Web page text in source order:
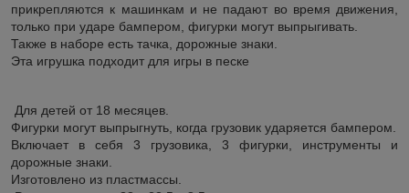
прикрепляются к машинкам и не падают во время движения,
только при ударе бампером, фигурки могут выпрыгивать.
Также в наборе есть тачка, дорожные знаки.
Эта игрушка подходит для игры в песке
Для детей от 18 месяцев.
Фигурки могут выпрыгнуть, когда грузовик ударяется бампером.
Включает в себя 3 грузовика, 3 фигурки, инструменты и
дорожные знаки.
Изготовлено из пластмассы.